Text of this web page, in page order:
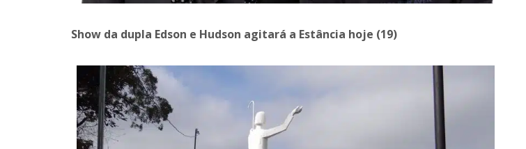
Show da dupla Edson e Hudson agitará a Estância hoje (19)